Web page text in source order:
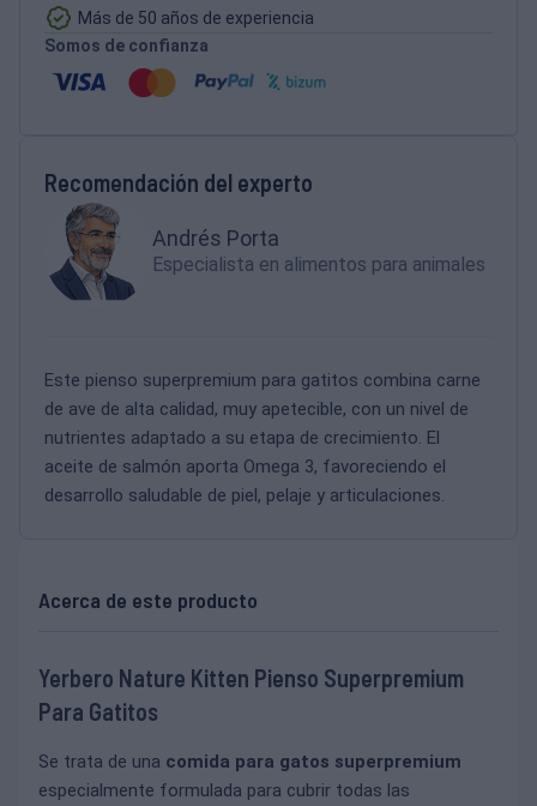
Más de 50 años de experiencia
Somos de confianza
Recomendación del experto
Andrés Porta
Especialista en alimentos para animales
Este pienso superpremium para gatitos combina carne
de ave de alta calidad, muy apetecible, con un nivel de
nutrientes adaptado a su etapa de crecimiento. El
aceite de salmón aporta Omega 3, favoreciendo el
desarrollo saludable de piel, pelaje y articulaciones.
Acerca de este producto
Yerbero Nature Kitten Pienso Superpremium
Para Gatitos
Se trata de una comida para gatos superpremium
especialmente formulada para cubrir todas las